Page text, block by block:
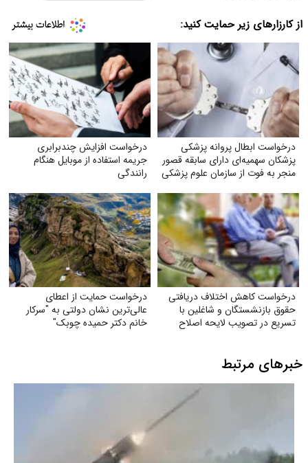
از کارزارهای زیر حمایت کنید:
درخواست ابطال پروانه پزشکی
پزشکان سهمیه‌ای دارای سابقه قصور
منجر به فوت از سازمان علوم پزشکی
درخواست افزایش چندبرابری
جریمه استفاده از موبایل هنگام
رانندگی
درخواست کاهش اختلاف دریافتی
حقوق بازنشستگان و شاغلین با
تسریع در تصویب لایحه اصلاح
درخواست حمایت از اعطای
عالی‌ترین نشان دولتی به "سرکار
خانم دکتر حمیده چوبک"
خبرهای مرتبط